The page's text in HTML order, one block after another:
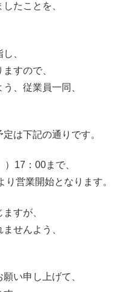
たことを、
、
すので、
、従業員一同、
は下記の通りです。
17：00まで、
営業開始となります。
すが、
せんよう、
い申し上げて、